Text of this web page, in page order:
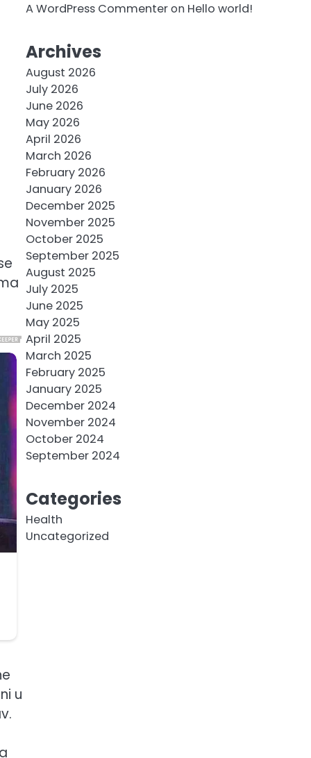
u
A WordPress Commenteron Hello world!
Archives
August 2026
July 2026
June 2026
May 2026
April 2026
March 2026
February 2026
January 2026
December 2025
November 2025
October 2025
September 2025
August 2025
July 2025
June 2025
May 2025
April 2025
March 2025
February 2025
January 2025
December 2024
November 2024
October 2024
September 2024
Categories
Health
Uncategorized